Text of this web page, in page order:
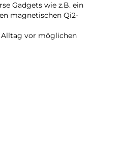
Gadgets wie z.B. ein
magnetischen Qi2-
Alltag vor möglichen